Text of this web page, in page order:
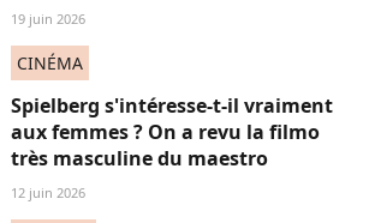
19 juin 2026
CINÉMA
Spielberg s'intéresse-t-il vraiment
aux femmes ? On a revu la filmo
très masculine du maestro
12 juin 2026